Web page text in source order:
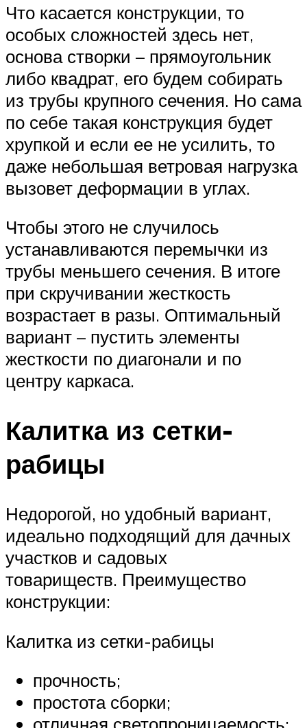
Что касается конструкции, то
особых сложностей здесь нет,
основа створки – прямоугольник
либо квадрат, его будем собирать
из трубы крупного сечения. Но сама
по себе такая конструкция будет
хрупкой и если ее не усилить, то
даже небольшая ветровая нагрузка
вызовет деформации в углах.
Чтобы этого не случилось
устанавливаются перемычки из
трубы меньшего сечения. В итоге
при скручивании жесткость
возрастает в разы. Оптимальный
вариант – пустить элементы
жесткости по диагонали и по
центру каркаса.
Калитка из сетки-
рабицы
Недорогой, но удобный вариант,
идеально подходящий для дачных
участков и садовых
товариществ. Преимущество
конструкции:
Калитка из сетки-рабицы
прочность;
простота сборки;